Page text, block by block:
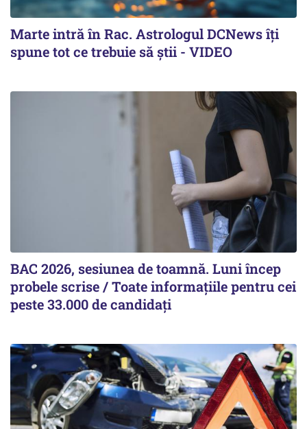
Marte intră în Rac. Astrologul DCNews îți
spune tot ce trebuie să știi - VIDEO
BAC 2026, sesiunea de toamnă. Luni încep
probele scrise / Toate informațiile pentru cei
peste 33.000 de candidați